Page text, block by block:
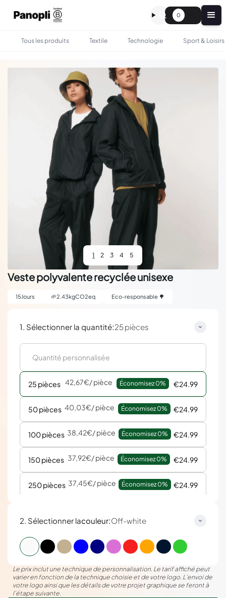
0
Tous les produits Textile Technologie Sport & Loisirs
1 2 3 4 5
Veste polyvalente recyclée unisexe
15 Jours 🌱2.43kgCO2eq Eco-responsable 🌳
1. Sélectionner la quantité:25 pièces
25 pièces 42,67€/ pièce Économisez 0% €24.99
50 pièces 40,03€/ pièce Économisez 0% €24.99
100 pièces 38,42€/ pièce Économisez 0% €24.99
150 pièces 37,92€/ pièce Économisez 0% €24.99
250 pièces 37,45€/ pièce Économisez 0% €24.99
2. Sélectionner lacouleur:Off-white
Le prix inclut une technique de personnalisation. Le tarif affiché peut
varier en fonction de la technique choisie et de votre logo. L’envoi de
votre logo ainsi que les détails de votre projet graphique se feront à
l’étape suivante.